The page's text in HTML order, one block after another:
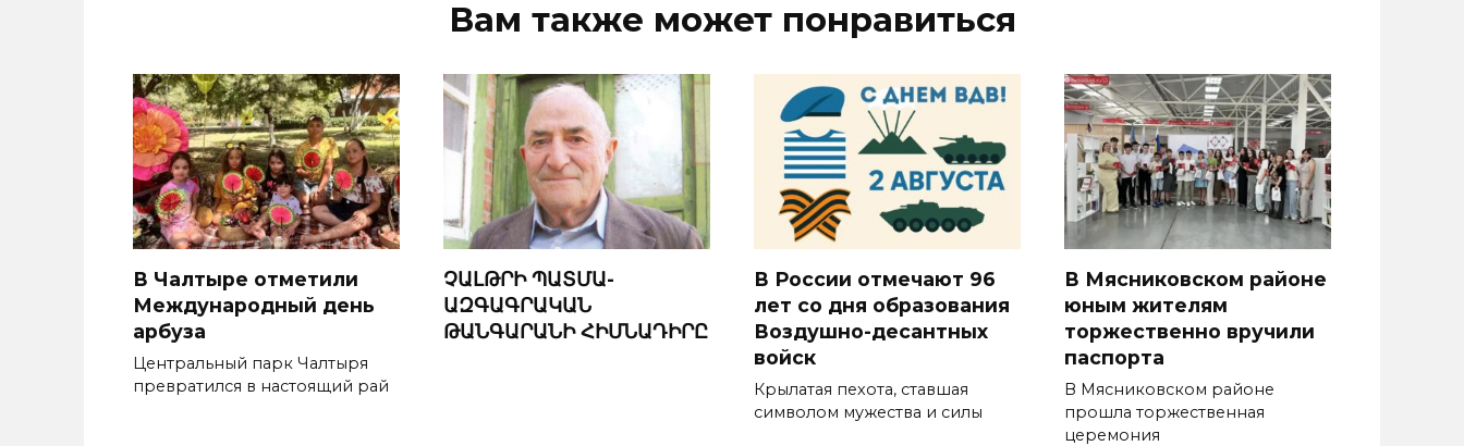
Вам также может понравиться
В Чалтыре отметили
Международный день
арбуза
Центральный парк Чалтыря
превратился в настоящий рай
ՉԱԼԹՐԻ ՊԱՏՄԱ-
ԱԶԳԱԳՐԱԿԱՆ
ԹԱՆԳԱՐԱՆԻ ՀԻՄՆԱԴԻՐԸ
В России отмечают 96
лет со дня образования
Воздушно-десантных
войск
Крылатая пехота, ставшая
символом мужества и силы
В Мясниковском районе
юным жителям
торжественно вручили
паспорта
В Мясниковском районе
прошла торжественная
церемония